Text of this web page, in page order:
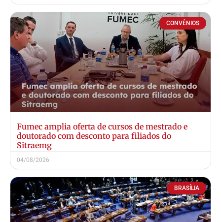
CONVÊNIOS
Fumec amplia oferta de cursos de mestrado e
doutorado com desconto para filiados do
Sitraemg
04/08/2026
BRASÍLIA